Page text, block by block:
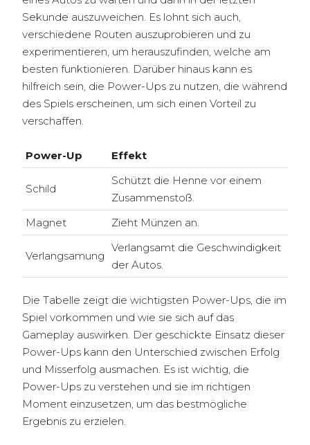
Sekunde auszuweichen. Es lohnt sich auch,
verschiedene Routen auszuprobieren und zu
experimentieren, um herauszufinden, welche am
besten funktionieren. Darüber hinaus kann es
hilfreich sein, die Power-Ups zu nutzen, die während
des Spiels erscheinen, um sich einen Vorteil zu
verschaffen.
Power-Up Effekt
Schild
Schützt die Henne vor einem
Zusammenstoß.
Magnet
Zieht Münzen an.
Verlangsamung
Verlangsamt die Geschwindigkeit
der Autos.
Die Tabelle zeigt die wichtigsten Power-Ups, die im
Spiel vorkommen und wie sie sich auf das
Gameplay auswirken. Der geschickte Einsatz dieser
Power-Ups kann den Unterschied zwischen Erfolg
und Misserfolg ausmachen. Es ist wichtig, die
Power-Ups zu verstehen und sie im richtigen
Moment einzusetzen, um das bestmögliche
Ergebnis zu erzielen.